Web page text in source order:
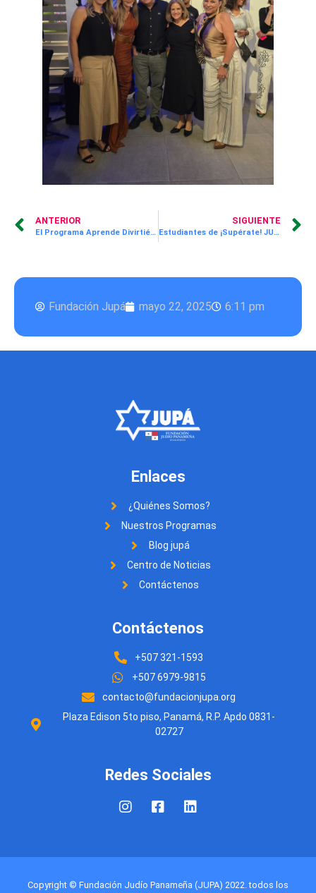
ANTERIOR
El Programa Aprende Divirtiéndote Sigue Fomentando la Lectura en Más de 1,200 Niños
SIGUIENTE
Estudiantes de ¡Supérate! JUPÁ Disfrutan del Musical Grease en el Teatro Pacific
Fundación Jupá mayo 22, 2025 6:11 pm
Enlaces
¿Quiénes Somos?
Nuestros Programas
Blog jupá
Centro de Noticias
Contáctenos
Contáctenos
+507 321-1593
+507 6979-9815
contacto@fundacionjupa.org
Plaza Edison 5to piso, Panamá, R.P. Apdo 0831-
02727
Redes Sociales
Copyright © Fundación Judío Panameña (JUPA) 2022. todos los